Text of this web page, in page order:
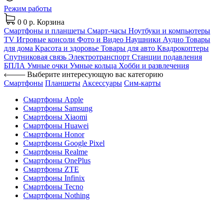
Режим работы
0 0 р. Корзина
Смартфоны и планшеты Смарт-часы Ноутбуки и компьютеры
TV Игровые консоли Фото и Видео Наушники Аудио Товары
для дома Красота и здоровье Товары для авто Квадрокоптеры
Спутниковая связь Электротранспорт Станции подавления
БПЛА Умные очки Умные кольца Хобби и развлечения
Выберите интересующую вас категорию
Смартфоны Планшеты Аксессуары Сим-карты
Смартфоны Apple
Смартфоны Samsung
Смартфоны Xiaomi
Смартфоны Huawei
Смартфоны Honor
Смартфоны Google Pixel
Смартфоны Realme
Смартфоны OnePlus
Смартфоны ZTE
Смартфоны Infinix
Смартфоны Tecno
Смартфоны Nothing